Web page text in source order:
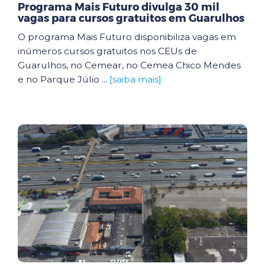
Programa Mais Futuro divulga 30 mil
vagas para cursos gratuitos em Guarulhos
O programa Mais Futuro disponibiliza vagas em
inúmeros cursos gratuitos nos CEUs de
Guarulhos, no Cemear, no Cemea Chico Mendes
e no Parque Júlio ... [saiba mais]